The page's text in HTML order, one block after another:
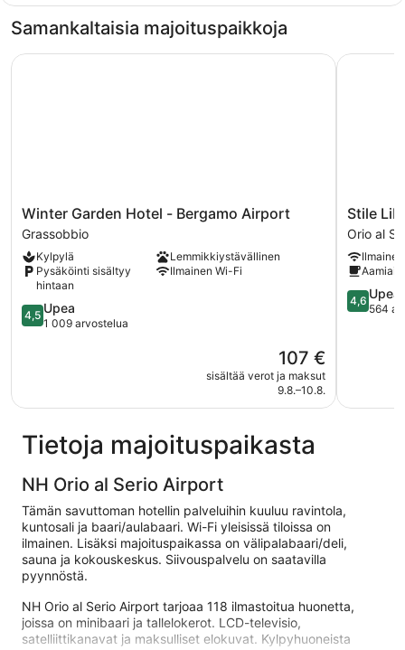
Samankaltaisia majoituspaikkoja
Winter
Garden
Hotel
-
Bergamo
Airport
Grassobbio
Winter Garden Hotel - Bergamo Airport
Grassobbio
Kylpylä
Lemmikkiystävällinen
Pysäköinti sisältyy
hintaan
Ilmainen Wi-Fi
4.5
kautta
4,5 Upea
1 009 arvostelua
Hinta
on
107 €
107 €
sisältää verot ja maksut
9.8.–10.8.
Winter Garden Hotel - Bergamo Airport
Stile
Libero
Orio
al
Serio
Stile
Orio al
4.6
kautta
4,6 Upea
564
Stile
Tietoja majoituspaikasta
NH Orio al Serio Airport
Tämän savuttoman hotellin palveluihin kuuluu ravintola,
kuntosali ja baari/aulabaari. Wi-Fi yleisissä tiloissa on
ilmainen. Lisäksi majoituspaikassa on välipalabaari/deli,
sauna ja kokouskeskus. Siivouspalvelu on saatavilla
pyynnöstä.
NH Orio al Serio Airport tarjoaa 118 ilmastoitua huonetta,
joissa on minibaari ja tallelokerot. LCD-televisio,
satelliittikanavat ja maksulliset elokuvat. Kylpyhuoneista